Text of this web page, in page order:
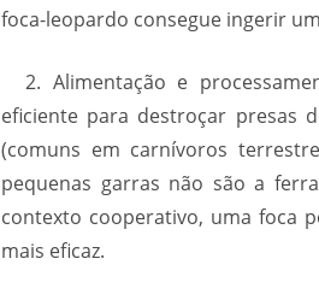
foca-leopardo consegue ingerir
2. Alimentação e
eficiente para destroçar presas
(comuns em carnívoros
pequenas garras não são a
contexto cooperativo, uma foca
mais eficaz.